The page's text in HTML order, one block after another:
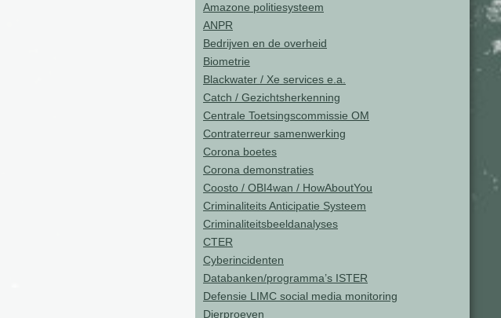
Amazone politiesysteem
ANPR
Bedrijven en de overheid
Biometrie
Blackwater / Xe services e.a.
Catch / Gezichtsherkenning
Centrale Toetsingscommissie OM
Contraterreur samenwerking
Corona boetes
Corona demonstraties
Coosto / OBI4wan / HowAboutYou
Criminaliteits Anticipatie Systeem
Criminaliteitsbeeldanalyses
CTER
Cyberincidenten
Databanken/programma’s ISTER
Defensie LIMC social media monitoring
Dierproeven